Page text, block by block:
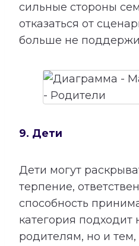
сильные стороны
отказаться от
больше не
9. Дети
Дети могут
терпение,
способность
категория подходит
родителям, но и тем,